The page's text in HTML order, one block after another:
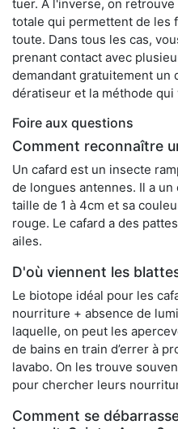
tuer. A l'inverse, on
totale qui permettent de les
toute. Dans tous les cas,
prenant contact avec
demandant gratuitement un
dératiseur et la méthode
Foire aux questions
Comment reconnaître
Un cafard est un insecte
de longues antennes. Il a
taille de 1 à 4cm et sa
rouge. Le cafard a des
ailes.
D'où viennent les
Le biotope idéal pour les
nourriture + absence de
laquelle, on peut les
de bains en train d’errer à
lavabo. On les trouve
pour chercher leurs
Comment se